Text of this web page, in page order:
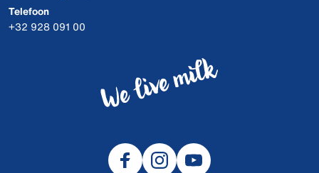
Telefoon
+32 928 091 00